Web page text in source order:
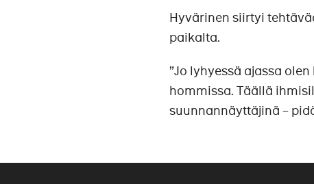
Hyvärinen siirtyi
paikalta.
”Jo lyhyessä ajassa
hommissa. Täällä
suunnannäyttäjinä –